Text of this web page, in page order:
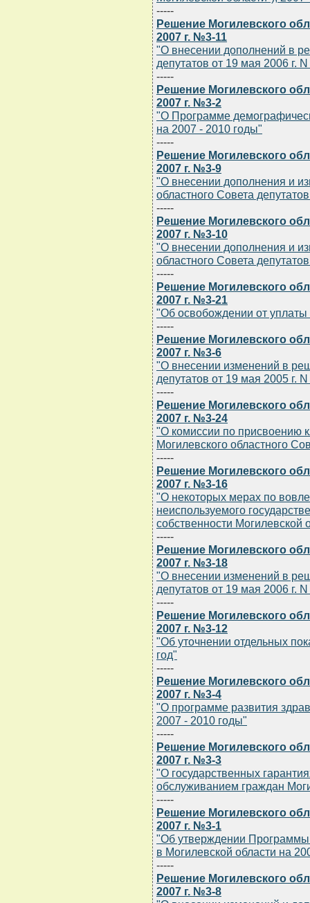
-----
Решение Могилевского
2007 г. №3-11
"О внесении дополнений в
депутатов от 19 мая 2006 г.
-----
Решение Могилевского
2007 г. №3-2
"О Программе
на 2007 - 2010 годы"
-----
Решение Могилевского
2007 г. №3-9
"О внесении дополнения и
областного Совета
-----
Решение Могилевского
2007 г. №3-10
"О внесении дополнения и
областного Совета
-----
Решение Могилевского
2007 г. №3-21
"Об освобождении от
-----
Решение Могилевского
2007 г. №3-6
"О внесении изменений в
депутатов от 19 мая 2005 г.
-----
Решение Могилевского
2007 г. №3-24
"О комиссии по присвоению
Могилевского областного
-----
Решение Могилевского
2007 г. №3-16
"О некоторых мерах по
неиспользуемого
собственности Могилевской
-----
Решение Могилевского
2007 г. №3-18
"О внесении изменений в
депутатов от 19 мая 2006 г.
-----
Решение Могилевского
2007 г. №3-12
"Об уточнении отдельных
год"
-----
Решение Могилевского
2007 г. №3-4
"О программе развития
2007 - 2010 годы"
-----
Решение Могилевского
2007 г. №3-3
"О государственных
обслуживанием граждан
-----
Решение Могилевского
2007 г. №3-1
"Об утверждении Программы
в Могилевской области на
-----
Решение Могилевского
2007 г. №3-8